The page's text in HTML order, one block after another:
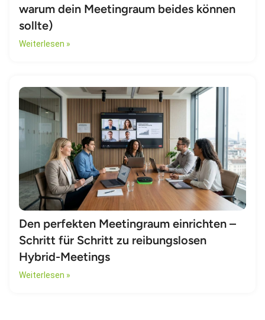
warum dein Meetingraum beides können
sollte)
Weiterlesen »
Den perfekten Meetingraum einrichten –
Schritt für Schritt zu reibungslosen
Hybrid-Meetings
Weiterlesen »